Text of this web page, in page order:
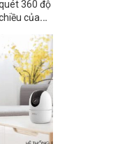
360 độ
của